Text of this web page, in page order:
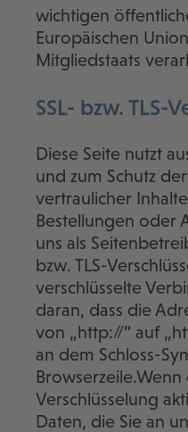
wichtigen
Europäischen
Mitgliedstaats
SSL- bzw. TLS-
Diese Seite nutzt
und zum Schutz
vertraulicher
Bestellungen oder
uns als
bzw. TLS-
verschlüsselte
daran, dass die
von „http://“ auf
an dem Schloss-
Browserzeile.Wenn
Verschlüsselung
Daten, die Sie an